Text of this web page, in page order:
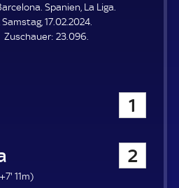
E
L
E
N
Spanien, La Liga.
17.02.2024.
Zuschauer: Z
23.096.
1
2
911m)